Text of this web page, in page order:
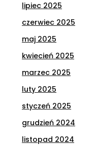
lipiec 2025
czerwiec 2025
maj 2025
kwiecień 2025
marzec 2025
luty 2025
styczeń 2025
grudzień 2024
listopad 2024